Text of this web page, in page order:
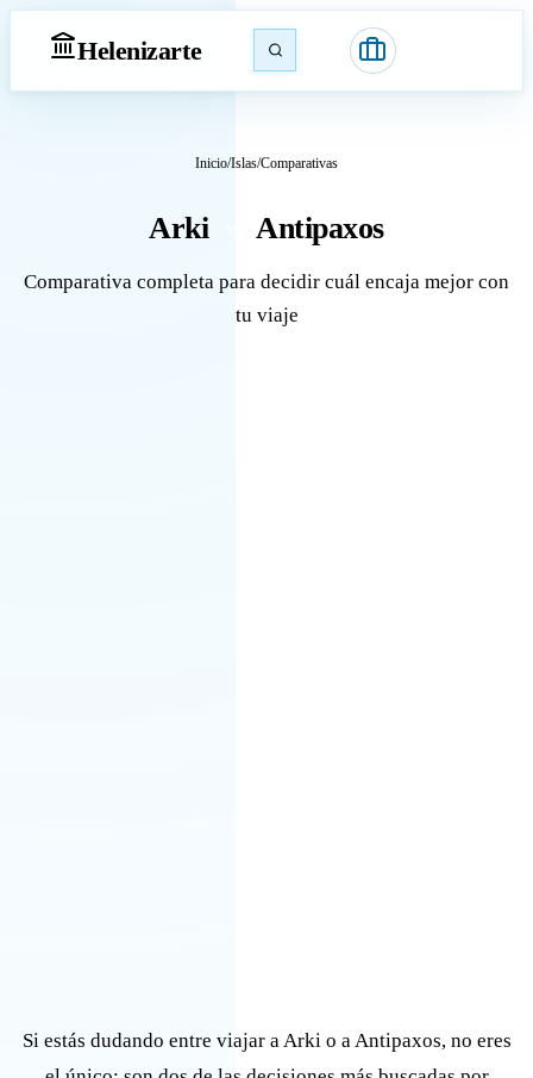
Helenizarte
Inicio/Islas/Comparativas
Arki Antipaxos
Comparativa completa para decidir cuál encaja mejor con
tu viaje
Si estás dudando entre viajar a Arki o a Antipaxos, no eres